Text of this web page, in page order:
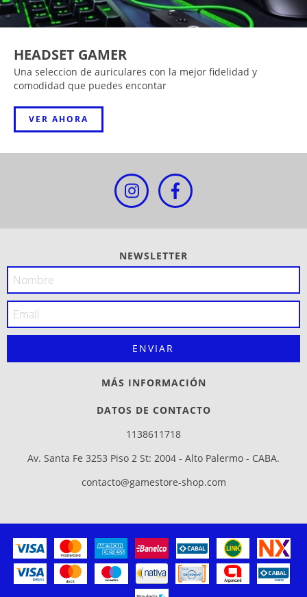
HEADSET GAMER
Una seleccion de auriculares con la mejor fidelidad y
comodidad que puedes encontar
VER AHORA
NEWSLETTER
MÁS INFORMACIÓN
DATOS DE CONTACTO
1138611718
Av. Santa Fe 3253 Piso 2 St: 2004 - Alto Palermo - CABA.
contacto@gamestore-shop.com